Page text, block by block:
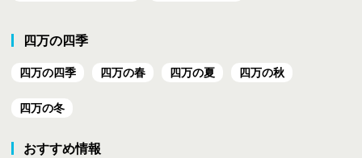
四万の四季
四万の四季 四万の春 四万の夏 四万の秋
四万の冬
おすすめ情報